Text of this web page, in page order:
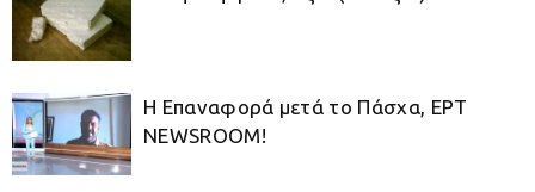
Η Επαναφορά μετά το Πάσχα, ΕΡΤ
NEWSROOM!